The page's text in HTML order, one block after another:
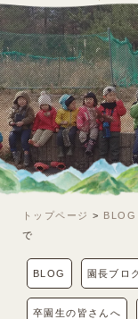
トップページ > BLOG
で
BLOG 園長ブロ
卒園生の皆さんへ